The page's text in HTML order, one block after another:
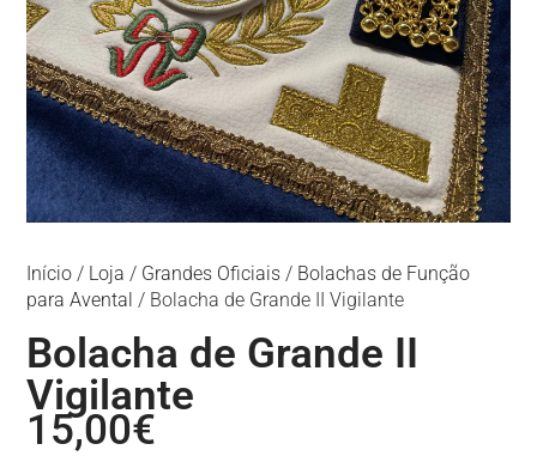
Início / Loja / Grandes Oficiais / Bolachas de Função
para Avental / Bolacha de Grande II Vigilante
Bolacha de Grande II
Vigilante
15,00€